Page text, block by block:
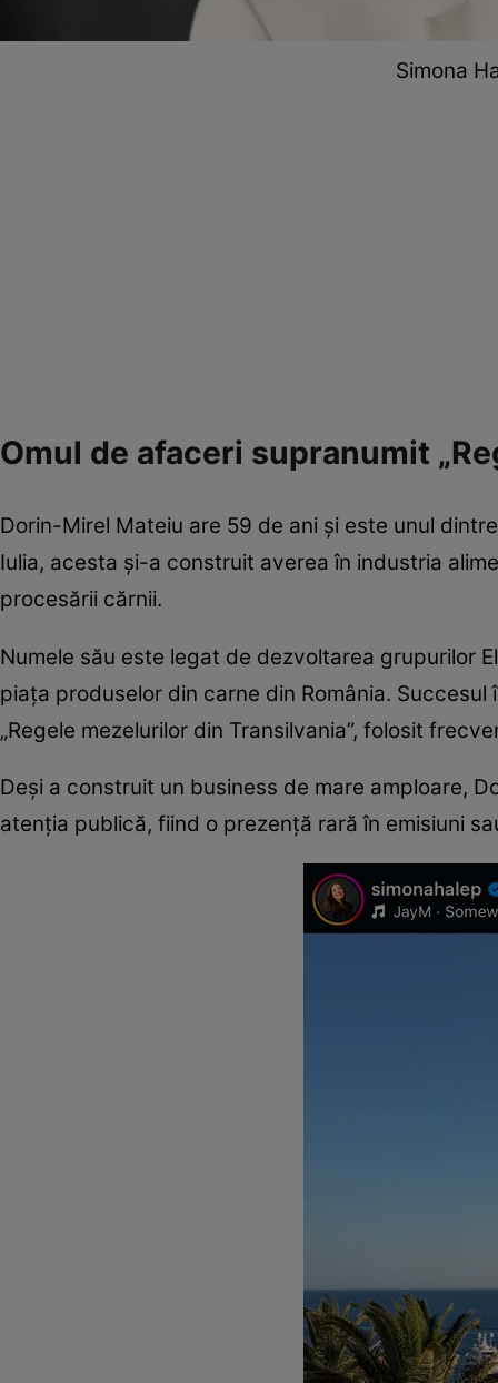
Simona
Omul de afaceri supranumit
Dorin-Mirel Mateiu are 59 de ani și este unul
Iulia, acesta și-a construit averea în industria
procesării cărnii.
Numele său este legat de dezvoltarea grupurilor
piața produselor din carne din România.
„Regele mezelurilor din Transilvania”, folosit
Deși a construit un business de mare amploare,
atenția publică, fiind o prezență rară în emisiuni